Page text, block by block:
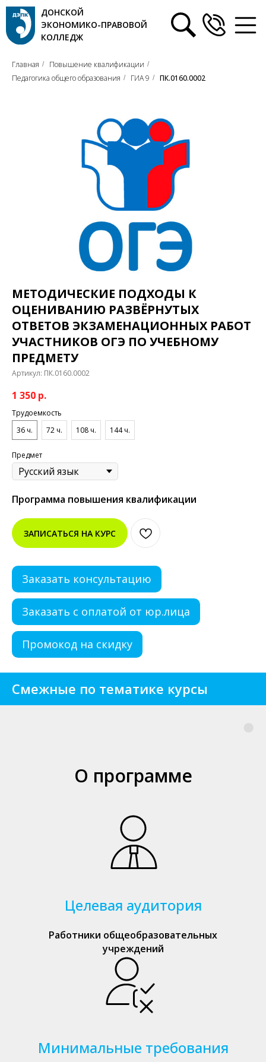
ДОНСКОЙ
ЭКОНОМИКО-ПРАВОВОЙ
КОЛЛЕДЖ
Главная / Повышение квалификации /
Педагогика общего образования / ГИА 9 / ПК.0160.0002
МЕТОДИЧЕСКИЕ ПОДХОДЫ К
ОЦЕНИВАНИЮ РАЗВЁРНУТЫХ
ОТВЕТОВ ЭКЗАМЕНАЦИОННЫХ РАБОТ
УЧАСТНИКОВ ОГЭ ПО УЧЕБНОМУ
ПРЕДМЕТУ
Артикул: ПК.0160.0002
1 350 р.
Трудоемкость
36 ч.
72 ч. 108 ч. 144 ч.
Предмет
Программа повышения квалификации
ЗАПИСАТЬСЯ НА КУРС
Заказать консультацию
Заказать с оплатой от юр.лица
Промокод на скидку
Смежные по тематике курсы
О программе
Целевая аудитория
Работники общеобразовательных
учреждений
Минимальные требования